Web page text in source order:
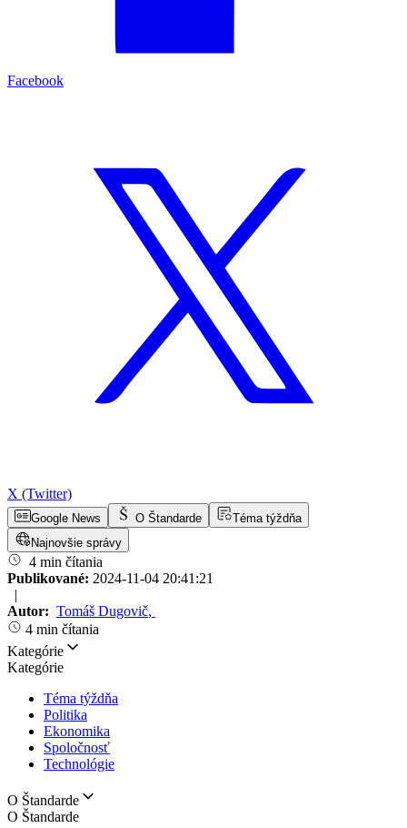
Facebook
X (Twitter)
Google News O Štandarde
Téma týždňa
Najnovšie správy
4 min čítania
Publikované: 2024-11-04 20:41:21
|
Autor: Tomáš Dugovič,
4 min čítania
Kategórie
Kategórie
Téma týždňa
Politika
Ekonomika
Spoločnosť
Technológie
O Štandarde
O Štandarde